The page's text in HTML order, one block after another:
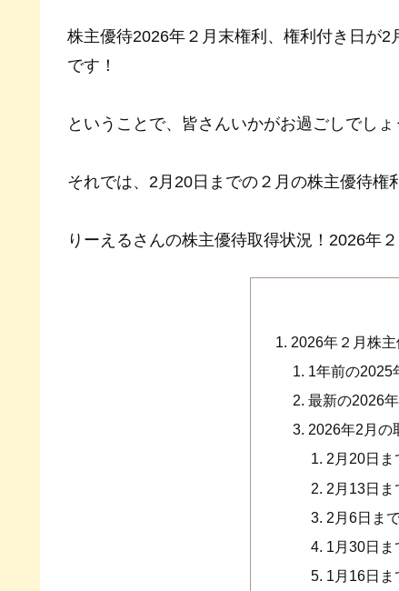
株主優待2026年２月末権利、権利付き日が
です！
ということで、皆さんいかがお過ごしでしょ
それでは、2月20日までの２月の株主優待権
りーえるさんの株主優待取得状況！2026年
2026年２月株
1年前の2025
最新の2026
2026年2月の
2月20日ま
2月13日ま
2月6日ま
1月30日ま
1月16日ま